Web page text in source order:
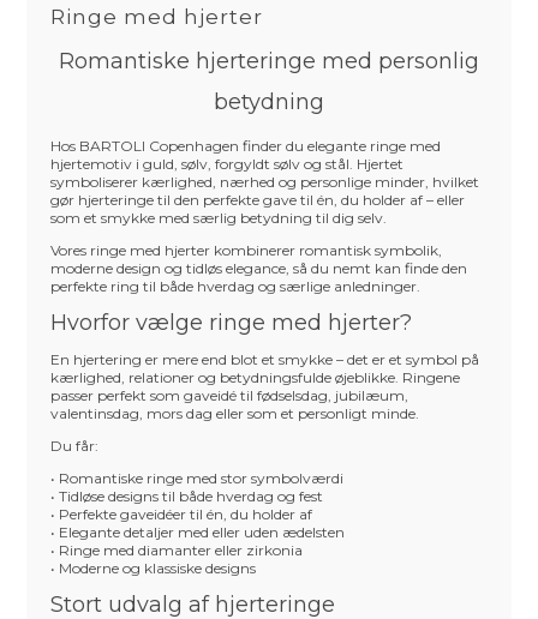
Ringe med hjerter
Romantiske hjerteringe med personlig
betydning
Hos BARTOLI Copenhagen finder du elegante ringe med
hjertemotiv i guld, sølv, forgyldt sølv og stål. Hjertet
symboliserer kærlighed, nærhed og personlige minder, hvilket
gør hjerteringe til den perfekte gave til én, du holder af – eller
som et smykke med særlig betydning til dig selv.
Vores ringe med hjerter kombinerer romantisk symbolik,
moderne design og tidløs elegance, så du nemt kan finde den
perfekte ring til både hverdag og særlige anledninger.
Hvorfor vælge ringe med hjerter?
En hjertering er mere end blot et smykke – det er et symbol på
kærlighed, relationer og betydningsfulde øjeblikke. Ringene
passer perfekt som gaveidé til fødselsdag, jubilæum,
valentinsdag, mors dag eller som et personligt minde.
Du får:
• Romantiske ringe med stor symbolværdi
• Tidløse designs til både hverdag og fest
• Perfekte gaveidéer til én, du holder af
• Elegante detaljer med eller uden ædelsten
• Ringe med diamanter eller zirkonia
• Moderne og klassiske designs
Stort udvalg af hjerteringe